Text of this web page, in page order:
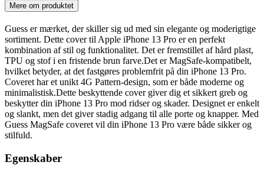
Mere om produktet
Guess er mærket, der skiller sig ud med sin elegante og moderigtige
sortiment. Dette cover til Apple iPhone 13 Pro er en perfekt
kombination af stil og funktionalitet. Det er fremstillet af hård plast,
TPU og stof i en fristende brun farve.Det er MagSafe-kompatibelt,
hvilket betyder, at det fastgøres problemfrit på din iPhone 13 Pro.
Coveret har et unikt 4G Pattern-design, som er både moderne og
minimalistisk.Dette beskyttende cover giver dig et sikkert greb og
beskytter din iPhone 13 Pro mod ridser og skader. Designet er enkelt
og slankt, men det giver stadig adgang til alle porte og knapper. Med
Guess MagSafe coveret vil din iPhone 13 Pro være både sikker og
stilfuld.
Egenskaber